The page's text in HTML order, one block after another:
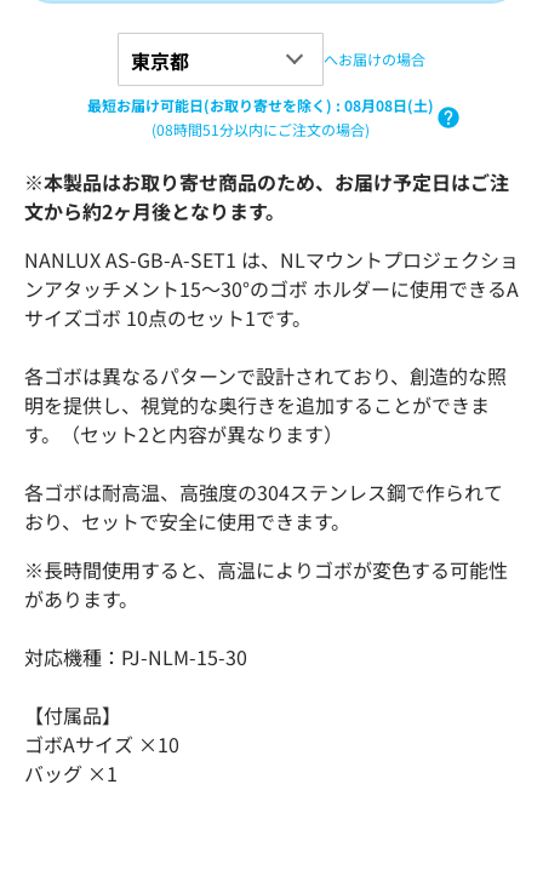
へお届けの場合
最短お届け可能日(お取り寄せを除く) : 08月08日(土)
(08時間51分以内にご注文の場合)
※本製品はお取り寄せ商品のため、お届け予定日はご注
文から約2ヶ月後となります。
NANLUX AS-GB-A-SET1 は、NLマウントプロジェクショ
ンアタッチメント15〜30°のゴボ ホルダーに使用できるA
サイズゴボ 10点のセット1です。
各ゴボは異なるパターンで設計されており、創造的な照
明を提供し、視覚的な奥行きを追加することができま
す。（セット2と内容が異なります）
各ゴボは耐高温、高強度の304ステンレス鋼で作られて
おり、セットで安全に使用できます。
※長時間使用すると、高温によりゴボが変色する可能性
があります。
対応機種：PJ-NLM-15-30
【付属品】
ゴボAサイズ ×10
バッグ ×1